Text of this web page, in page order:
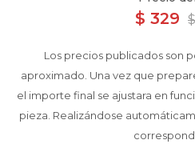
$ 329 $
Los precios publicados son
aproximado. Una vez que
el importe final se ajustara en
pieza. Realizándose